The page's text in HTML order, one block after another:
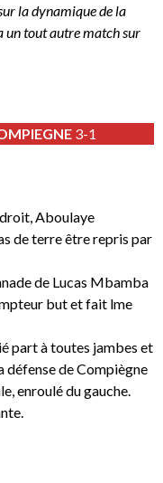
la dynamique de la
un tout autre match sur
3-1
Aboulaye
de terre être repris par
de Lucas Mbamba
but et fait lme
part à toutes jambes et
défense de Compiègne
enroulé du gauche.